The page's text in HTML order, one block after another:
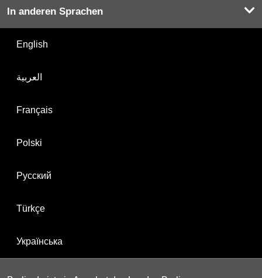
In anderen Sprachen
English
العربية
Français
Polski
Русский
Türkçe
Українська